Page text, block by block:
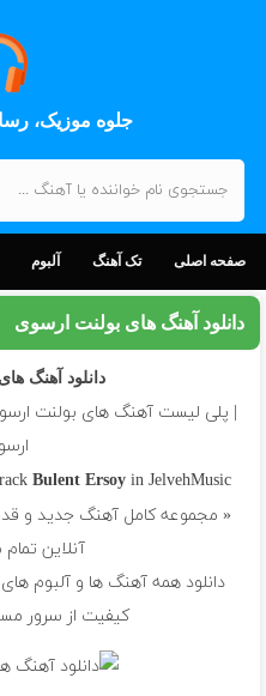
جلوه موزیک،
صفحه اصلی تک آهنگ آلبوم
دانلود آهنگ های بولنت ارسوی
دانلود آهنگ
| پلی لیست آهنگ های بولنت
Bulent Ersoyin JelvehMusic
« مجموعه کامل آهنگ جدید و
آنلاین
دانلود همه آهنگ ها و آلبوم
کیفیت از سرور